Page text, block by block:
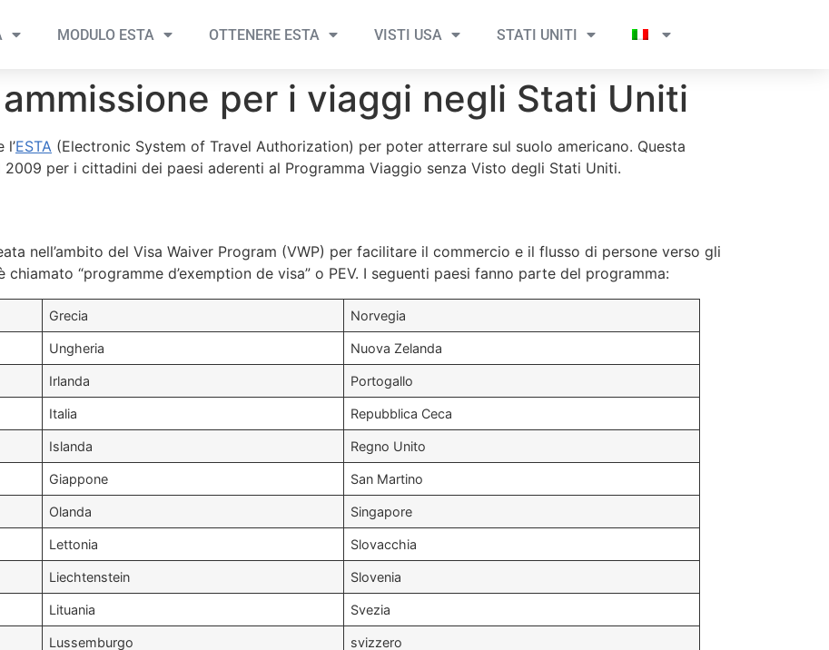
MODULO ESTA OTTENERE ESTA VISTI USA STATI UNITI
per i viaggi negli Stati Uniti
l’ESTA (Electronic System of Travel Authorization) per poter atterrare sul suolo americano. Questa
per i cittadini dei paesi aderenti al Programma Viaggio senza Visto degli Stati Uniti.
nell’ambito del Visa Waiver Program (VWP) per facilitare il commercio e il flusso di persone verso gli
“programme d’exemption de visa” o PEV. I seguenti paesi fanno parte del programma:
Grecia Norvegia
Ungheria Nuova Zelanda
Irlanda Portogallo
Italia Repubblica Ceca
Islanda Regno Unito
Giappone San Martino
Olanda Singapore
Lettonia Slovacchia
Liechtenstein Slovenia
Lituania Svezia
Lussemburgo svizzero